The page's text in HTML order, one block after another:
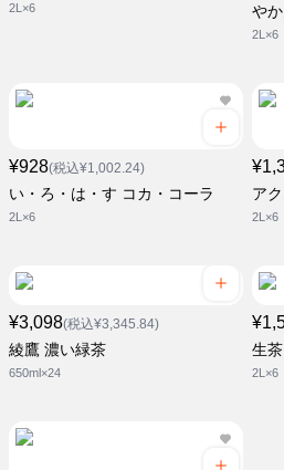
2L×6 や
2L×6
¥928(税込¥1,002.24)
い・ろ・は・す コカ・コーラ
2L×6
ア
2L×6
¥3,098(税込¥3,345.84)
綾鷹 濃い緑茶
650ml×24
生
2L×6